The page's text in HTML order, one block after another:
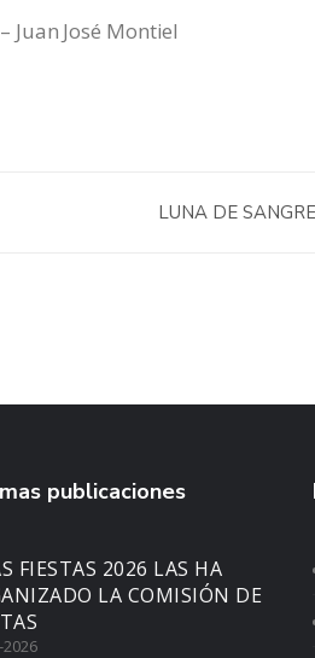
– Juan José Montiel
LUNA DE
publicaciones
FIESTAS 2026 LAS HA
LA COMISIÓN DE
2026